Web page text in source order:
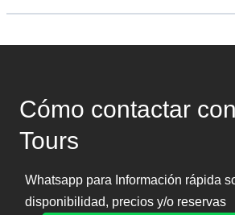
Cómo contactar
Tours
Whatsapp para Información rápida
disponibilidad, precios y/o reservas